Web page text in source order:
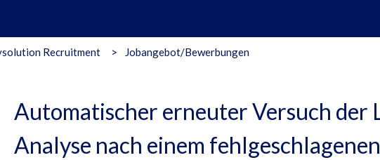
Recruitment Jobangebot/Bewerbungen
Automatischer erneuter Versuch der
Analyse nach einem